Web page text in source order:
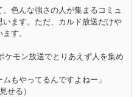
色んな強さの人が集まるコミュ
ます。ただ、カルド放送だけや
す。
モン放送でとりあえず人を集め
もやってるんですよねー」
せる）